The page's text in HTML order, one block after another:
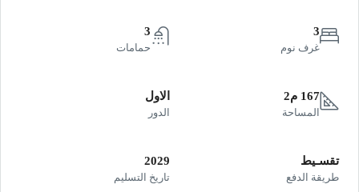
3
غرف نوم
3
حمامات
167 م2
المساحة
الاول
الدور
تقسـيط
طريقة الدفع
2029
تاريخ التسليم